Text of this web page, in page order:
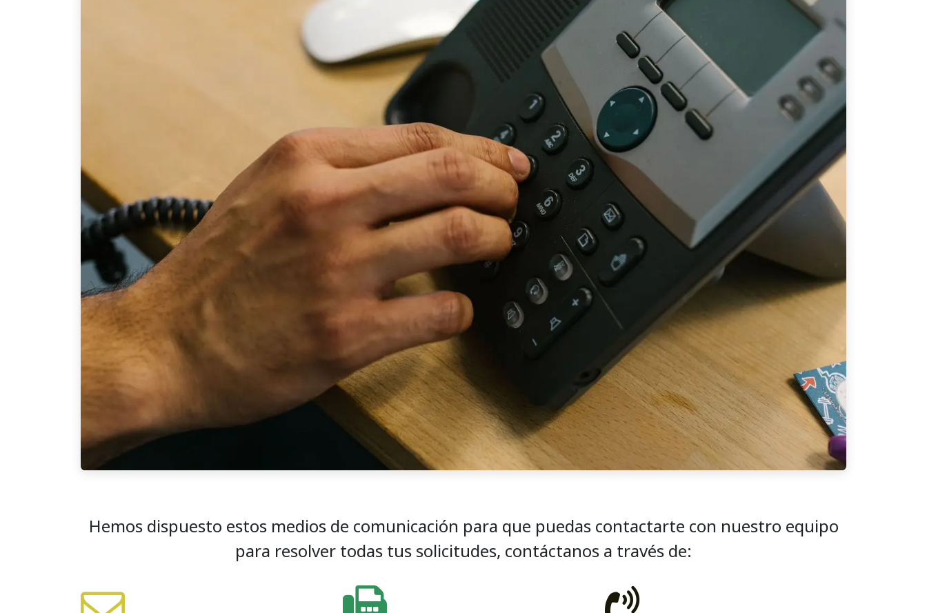
Hemos dispuesto estos medios de comunicación para que puedas contactarte con nuestro equipo
para resolver todas tus solicitudes, contáctanos a través de: